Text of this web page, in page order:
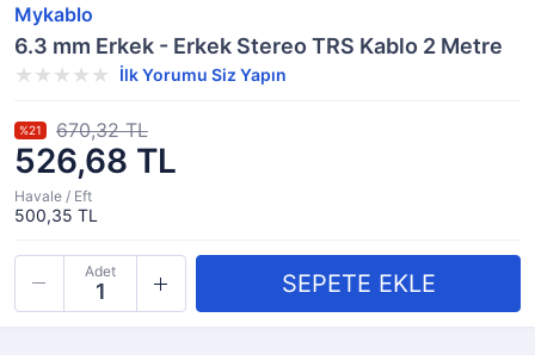
Mykablo
6.3 mm Erkek - Erkek Stereo TRS Kablo 2 Metre
İlk Yorumu Siz Yapın
526,68 TL
%21 670,32 TL
Havale / Eft
500,35 TL
Adet